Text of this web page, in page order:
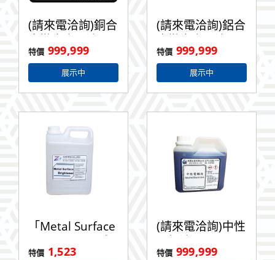
(請來電洽詢)銅合
金拋光處理液
500ML999,999
展示中
(請來電洽詢)鋁合
金拋光處理液 1L
999,999
展示中
「Metal Surface
Brightener」清
洗液 2L
1,523
(請來電洽詢)中性
電解液
999,999